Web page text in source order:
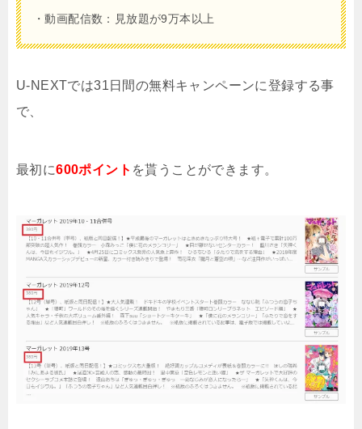
・動画配信数：見放題が9万本以上
U-NEXTでは31日間の無料キャンペーンに登録する事
で、
最初に600ポイント を貰うことができます。